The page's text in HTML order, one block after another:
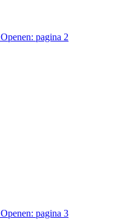
Openen: pagina 2
Openen: pagina 3